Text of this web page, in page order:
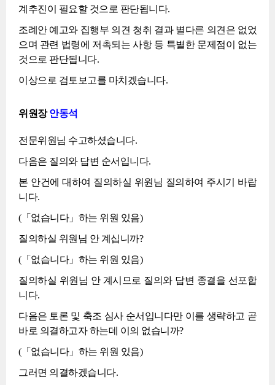
계추진이 필요할 것으로 판단됩니다.
조례안 예고와 집행부 의견 청취 결과 별다른 의견은 없었
으며 관련 법령에 저촉되는 사항 등 특별한 문제점이 없는
것으로 판단됩니다.
이상으로 검토보고를 마치겠습니다.
위원장안동석
전문위원님 수고하셨습니다.
다음은 질의와 답변 순서입니다.
본 안건에 대하여 질의하실 위원님 질의하여 주시기 바랍
니다.
(「없습니다」하는 위원 있음)
질의하실 위원님 안 계십니까?
(「없습니다」하는 위원 있음)
질의하실 위원님 안 계시므로 질의와 답변 종결을 선포합
니다.
다음은 토론 및 축조 심사 순서입니다만 이를 생략하고 곧
바로 의결하고자 하는데 이의 없습니까?
(「없습니다」하는 위원 있음)
그러면 의결하겠습니다.